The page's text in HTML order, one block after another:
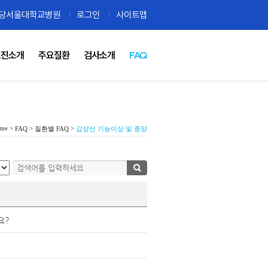
서울대학교병원 로그인 사이트맵
소개 주요질환 검사소개 FAQ
> FAQ > 질환별 FAQ > 갑상선 기능이상 및 종양
?